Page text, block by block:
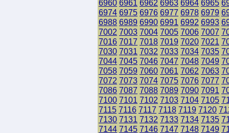
6960 6961 6962 6963 6964 6965
6974 6975 6976 6977 6978 6979
6988 6989 6990 6991 6992 6993
7002 7003 7004 7005 7006 7007
7016 7017 7018 7019 7020 7021
7030 7031 7032 7033 7034 7035
7044 7045 7046 7047 7048 7049
7058 7059 7060 7061 7062 7063
7072 7073 7074 7075 7076 7077
7086 7087 7088 7089 7090 7091
7100 7101 7102 7103 7104 7105
7115 7116 7117 7118 7119 7120
7130 7131 7132 7133 7134 7135
7144 7145 7146 7147 7148 7149